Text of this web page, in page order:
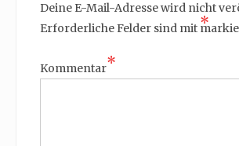
Deine E-Mail-Adresse wird nicht
Erforderliche Felder sind mit *
Kommentar*